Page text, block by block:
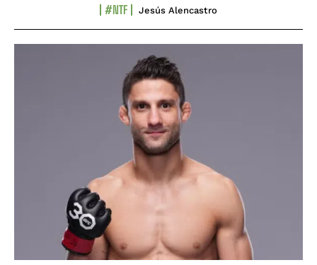
#NTF Jesús Alencastro